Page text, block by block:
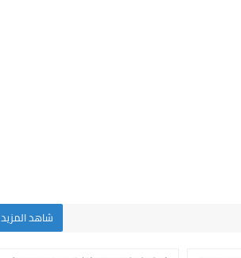
شاهد المزيد